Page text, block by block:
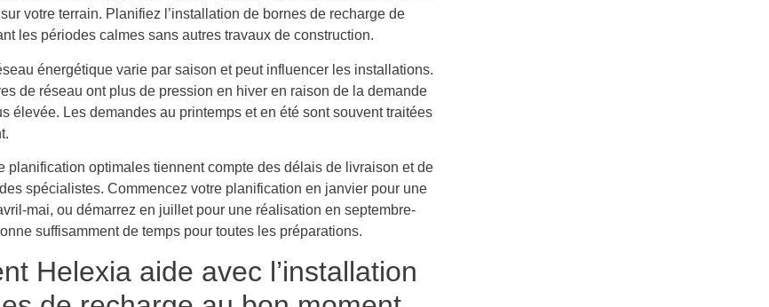
votre terrain. Planifiez l’installation de bornes de recharge de
les périodes calmes sans autres travaux de construction.
énergétique varie par saison et peut influencer les installations.
de réseau ont plus de pression en hiver en raison de la demande
élevée. Les demandes au printemps et en été sont souvent traitées
planification optimales tiennent compte des délais de livraison et de
spécialistes. Commencez votre planification en janvier pour une
mai, ou démarrez en juillet pour une réalisation en septembre-
suffisamment de temps pour toutes les préparations.
Helexia aide avec l’installation